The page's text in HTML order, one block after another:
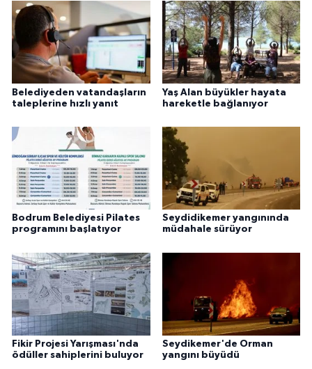
Belediyeden vatandaşların
taleplerine hızlı yanıt
Yaş Alan büyükler hayata
hareketle bağlanıyor
Bodrum Belediyesi Pilates
programını başlatıyor
Seydidikemer yangınında
müdahale sürüyor
Fikir Projesi Yarışması'nda
ödüller sahiplerini buluyor
Seydikemer'de Orman
yangını büyüdü